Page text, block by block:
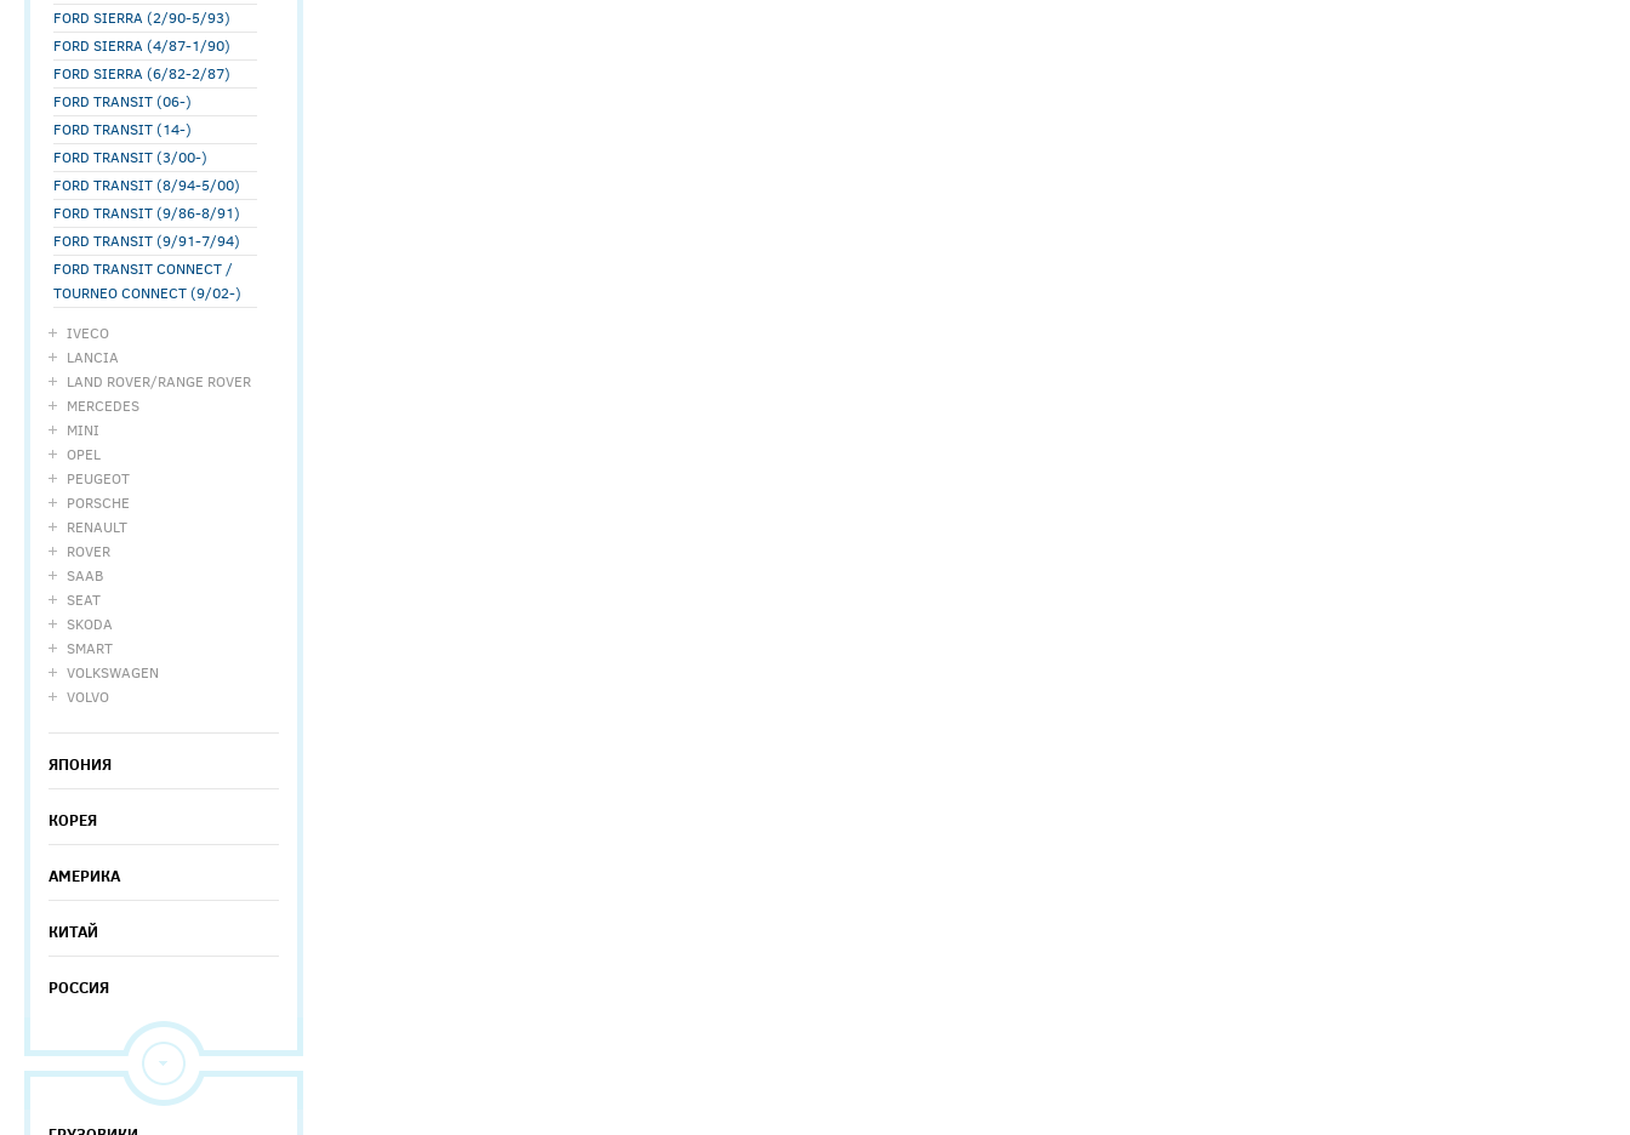
FORD SIERRA (2/90-5/93)
FORD SIERRA (4/87-1/90)
FORD SIERRA (6/82-2/87)
FORD TRANSIT (06-)
FORD TRANSIT (14-)
FORD TRANSIT (3/00-)
FORD TRANSIT (8/94-5/00)
FORD TRANSIT (9/86-8/91)
FORD TRANSIT (9/91-7/94)
FORD TRANSIT CONNECT /
TOURNEO CONNECT (9/02-)
IVECO
LANCIA
LAND ROVER/RANGE ROVER
MERCEDES
MINI
OPEL
PEUGEOT
PORSCHE
RENAULT
ROVER
SAAB
SEAT
SKODA
SMART
VOLKSWAGEN
VOLVO
ЯПОНИЯ
КОРЕЯ
АМЕРИКА
КИТАЙ
РОССИЯ